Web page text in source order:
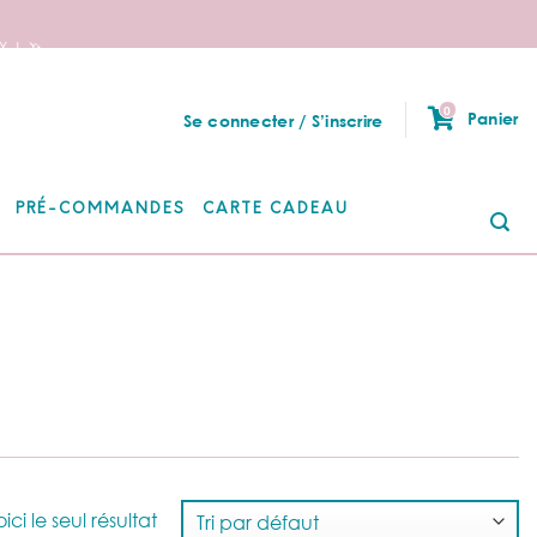
! 🦄
Se connecter / S’inscrire
0 Panier
PRÉ-COMMANDES CARTE CADEAU
le seul résultat